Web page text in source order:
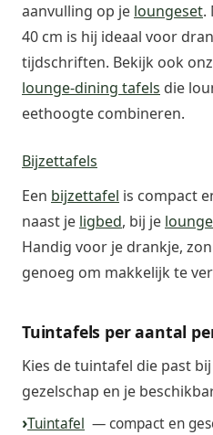
aanvulling op je loungeset.
40 cm is hij ideaal voor
tijdschriften. Bekijk ook
lounge-dining tafels die
eethoogte combineren.
Bijzettafels
Een bijzettafel is compact
naast je ligbed, bij je
Handig voor je drankje,
genoeg om makkelijk te
Tuintafels per aantal
Kies de tuintafel die past
gezelschap en je
Tuintafel — compact en